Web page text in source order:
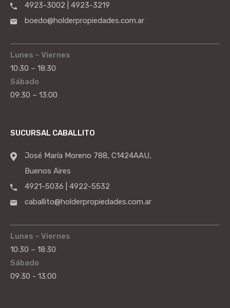
4923-3002 | 4923-3219
boedo@holderpropiedades.com.ar
Lunes – Viernes
10:30 – 18:30
Sábado
09:30 – 13:00
SUCURSAL CABALLITO
José María Moreno 788, C1424AAU,
Buenos Aires
4921-5036 | 4922-5532
caballito@holderpropiedades.com.ar
Lunes – Viernes
10:30 – 18:30
Sábado
09:30 - 13:00